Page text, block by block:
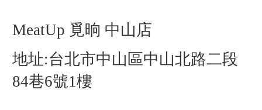
MeatUp 覓晌 中山店
地址:台北市中山區中山北路二段
84巷6號1樓